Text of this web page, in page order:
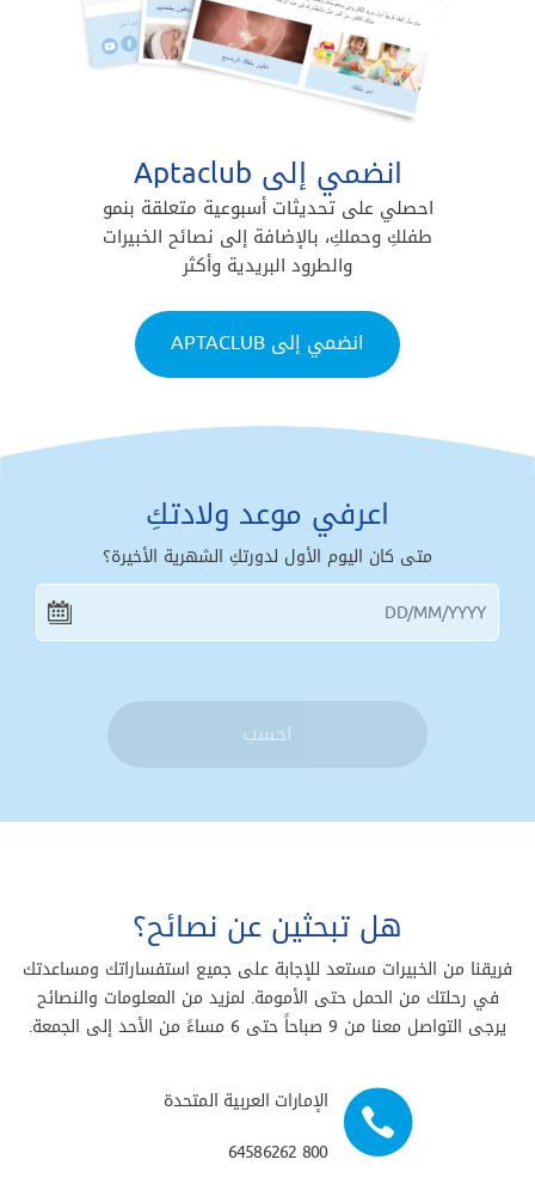
انضمي إلى Aptaclub
احصلي على تحديثات أسبوعية متعلقة بنمو
طفلكِ وحملكِ، بالإضافة إلى نصائح الخبيرات
والطرود البريدية وأكثر
انضمي إلى APTACLUB
اعرفي موعد ولادتكِ
متى كان اليوم الأول لدورتكِ الشهرية الأخيرة؟
احسب
هل تبحثين عن نصائح؟
فريقنا من الخبيرات مستعد للإجابة على جميع استفساراتك ومساعدتك
في رحلتك من الحمل حتى الأمومة. لمزيد من المعلومات والنصائح
يرجى التواصل معنا من 9 صباحاً حتى 6 مساءً من الأحد إلى الجمعة.
الإمارات العربية المتحدة
800 64586262